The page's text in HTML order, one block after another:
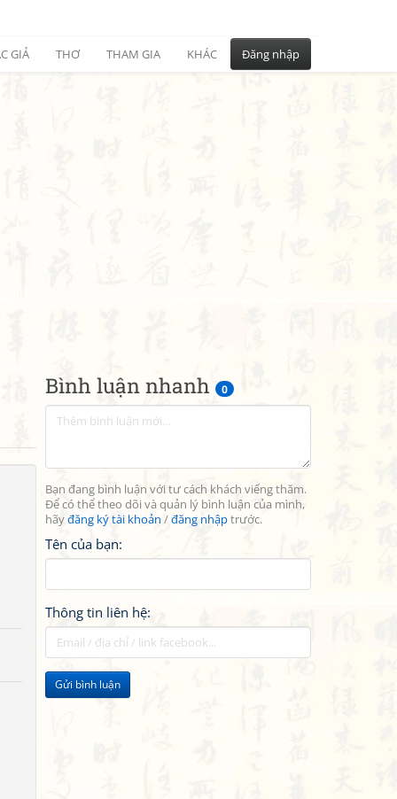
GIẢ THƠ THAM GIA KHÁC Đăng nhập
Bình luận nhanh 0
Bạn đang bình luận với tư cách khách viếng thăm.
Để có thể theo dõi và quản lý bình luận của mình,
hãyđăng ký tài khoản /đăng nhậptrước.
Tên của bạn:
Thông tin liên hệ:
Gửi bình luận